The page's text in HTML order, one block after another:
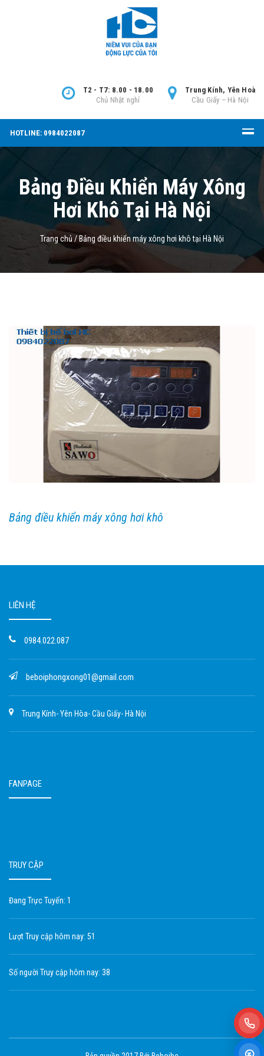
Trung Kính, Yên Hoà
Cầu Giấy – Hà Nội
T2 - T7: 8.00 - 18.00
Chủ Nhật nghỉ
HOTLINE: 0984022087
Bảng Điều Khiển Máy Xông
Hơi Khô Tại Hà Nội
Trang chủ / Bảng điều khiển máy xông hơi khô tại Hà Nội
Bảng điều khiển máy xông hơi khô
LIÊN HỆ
0984.022.087
beboiphongxong01@gmail.com
Trung Kính- Yên Hòa- Cầu Giấy- Hà Nội
FANPAGE
TRUY CẬP
Đang Trực Tuyến: 1
Lượt Truy cập hôm nay: 51
Số người Truy cập hôm nay: 38